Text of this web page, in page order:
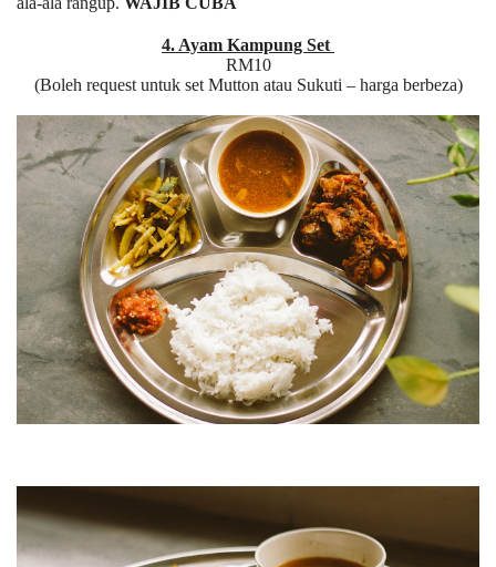
4. Ayam Kampung Set
RM10
(Boleh request untuk set Mutton atau Sukuti – harga berbeza)